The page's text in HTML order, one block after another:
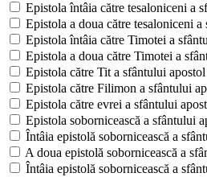
Epistola întâia către tesaloniceni a
Epistola a doua către tesaloniceni
Epistola întâia către Timotei a
Epistola a doua către Timotei a
Epistola către Tit a sfântului
Epistola către Filimon a sfântului
Epistola către evrei a sfântului
Epistola sobornicească a sfântului
Întâia epistolă sobornicească a
A doua epistolă sobornicească a
Întâia epistolă sobornicească a